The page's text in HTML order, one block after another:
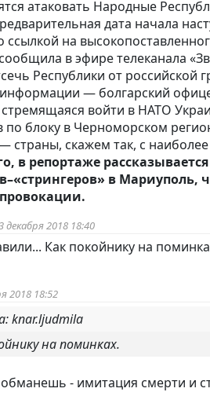
атаковать Народные
дата начала
ссылкой на
в эфире телеканала
Республики от российской
— болгарский
войти в НАТО
по блоку в Черноморском
страны, скажем так, с
в репортаже
в Мариуполь,
декабря 2018 18:40
Как покойнику на
2018 18:52
knar.ljudmila
на поминках.
- имитация смерти и